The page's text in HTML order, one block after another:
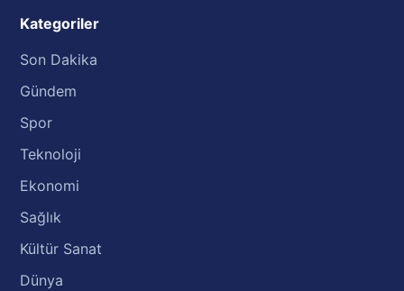
Kategoriler
Son Dakika
Gündem
Spor
Teknoloji
Ekonomi
Sağlık
Kültür Sanat
Dünya